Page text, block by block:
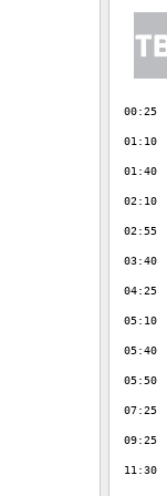
00:25
01:10
01:40
02:10
02:55
03:40
04:25
05:10
05:40
05:50
07:25
09:25
11:30